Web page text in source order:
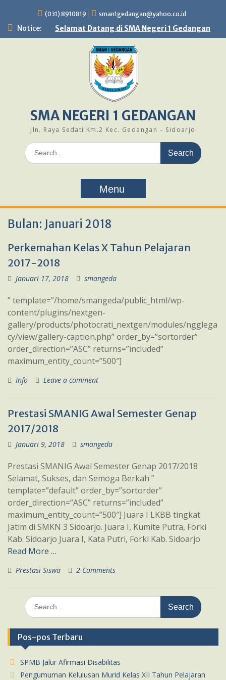
content
(031) 8910819 sman1gedangan@yahoo.co.id
Notice: Selamat Datang di SMA Negeri 1 Gedangan
SMA NEGERI 1 GEDANGAN
Jln. Raya Sedati Km.2 Kec. Gedangan – Sidoarjo
Search
for:
Menu
Bulan: Januari 2018
Perkemahan Kelas X Tahun Pelajaran
2017-2018
Januari 17, 2018 smangeda
” template=”/home/smangeda/public_html/wp-
content/plugins/nextgen-
gallery/products/photocrati_nextgen/modules/ngglega
cy/view/gallery-caption.php” order_by=”sortorder”
order_direction=”ASC” returns=”included”
maximum_entity_count=”500″]
Info Leave a comment
Prestasi SMANIG Awal Semester Genap
2017/2018
Januari 9, 2018 smangeda
Prestasi SMANIG Awal Semester Genap 2017/2018
Selamat, Sukses, dan Semoga Berkah ”
template=”default” order_by=”sortorder”
order_direction=”ASC” returns=”included”
maximum_entity_count=”500″] Juara I LKBB tingkat
Jatim di SMKN 3 Sidoarjo. Juara I, Kumite Putra, Forki
Kab. Sidoarjo Juara I, Kata Putri, Forki Kab. Sidoarjo
Read More …
Prestasi Siswa 2 Comments
Search
for:
Pos-pos Terbaru
SPMB Jalur Afirmasi Disabilitas
Pengumuman Kelulusan Murid Kelas XII Tahun Pelajaran